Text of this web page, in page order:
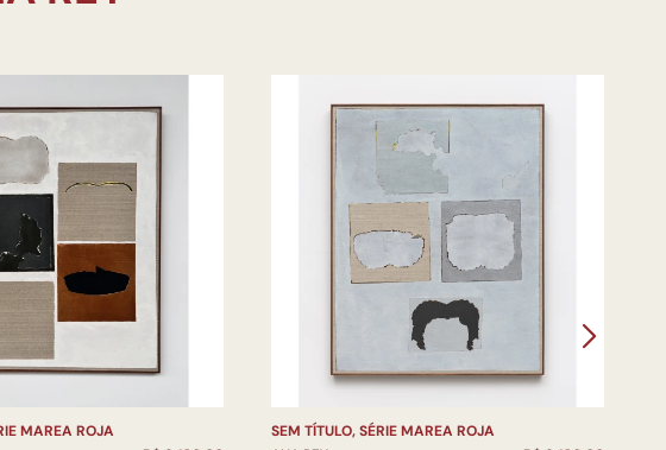
MAREA ROJA
SEM TÍTULO, SÉRIE MAREA ROJA